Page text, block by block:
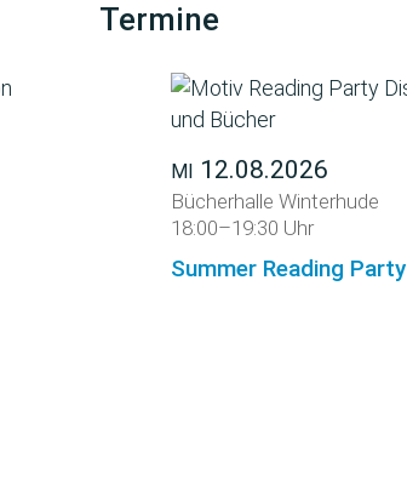
Termine
MI 12.08.2026
Bücherhalle Winterhude
18:00–19:30 Uhr
Summer Reading Party